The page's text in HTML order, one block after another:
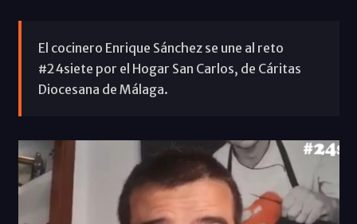
El cocinero Enrique Sánchez se une al reto
#24siete por el Hogar San Carlos, de Cáritas
Diocesana de Málaga.